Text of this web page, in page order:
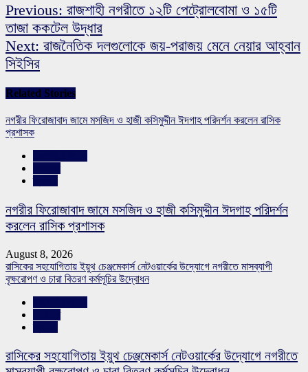
Previous: রাজশাহী নগরীতে ১২টি পেট্রোলবোমা ও ১৫টি
তাজা ককটেল উদ্ধার
Next: রাজনৈতিক দলগুলোকে জয়-পরাজয় মেনে নেয়ার আহ্বান
সিইসির
Related Stories
নগরীর ফিরোজাবাদ জামে মসজিদ ও হাজী কসিমুদ্দীন ঈদগাহ পরিদর্শন করলেন রাসিক
প্রশাসক
নগরীর ফিরোজাবাদ জামে মসজিদ ও হাজী কসিমুদ্দীন ঈদগাহ পরিদর্শন
করলেন রাসিক প্রশাসক
August 8, 2026
রাসিকের সহযোগিতায় ইয়ুথ চেঞ্জমেকার্স নেটওয়ার্কের উদ্যোগে নগরীতে মাসব্যাপী
বৃক্ষরোপণ ও চারা বিতরণ কর্মসূচির উদ্বোধন
রাসিকের সহযোগিতায় ইয়ুথ চেঞ্জমেকার্স নেটওয়ার্কের উদ্যোগে নগরীতে